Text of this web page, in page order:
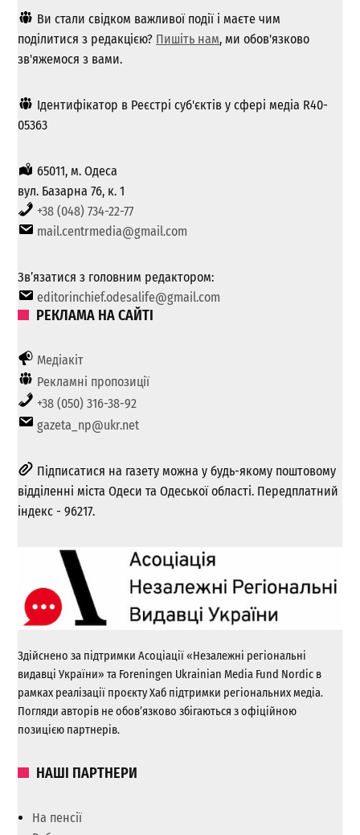
Ви стали свідком важливої ​​події і маєте чим
поділитися з редакцією? Пишіть нам, ми обов'язково
зв'яжемося з вами.
Ідентифікатор в Реєстрі суб'єктів у сфері медіа R40-
05363
65011, м. Одеса
вул. Базарна 76, к. 1
+38 (048) 734-22-77
mail.centrmedia@gmail.com
Зв’язатися з головним редактором:
editorinchief.odesalife@gmail.com
РЕКЛАМА НА САЙТІ
Медіакіт
Рекламні пропозиції
+38 (050) 316-38-92
gazeta_np@ukr.net
Підписатися на газету можна у будь-якому поштовому
відділенні міста Одеси та Одеської області. Передплатний
індекс - 96217.
Здійснено за підтримки Асоціації «Незалежні регіональні
видавці України» та Foreningen Ukrainian Media Fund Nordic в
рамках реалізації проєкту Хаб підтримки регіональних медіа.
Погляди авторів не обов’язково збігаються з офіційною
позицією партнерів.
НАШІ ПАРТНЕРИ
На пенсії